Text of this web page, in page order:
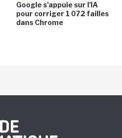
Google s'appuie sur l'IA
pour corriger 1 072 failles
dans Chrome